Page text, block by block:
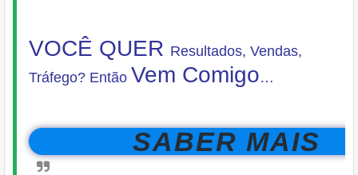
VOCÊ QUER Resultados, Vendas,
Tráfego? Então Vem Comigo…
SABER MAIS